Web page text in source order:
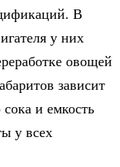
В
у них
овощей
зависит
и емкость
у всех